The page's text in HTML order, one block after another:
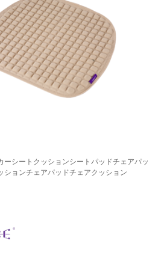
ーシートクッションシートパッドチェアパッ
ションチェアパッドチェアクッション